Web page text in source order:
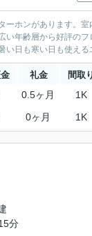
ホンがあります。
年齢層から好評の
日も寒い日も使え
礼金 間取
0.5ヶ月 1K
0ヶ月 1K
分